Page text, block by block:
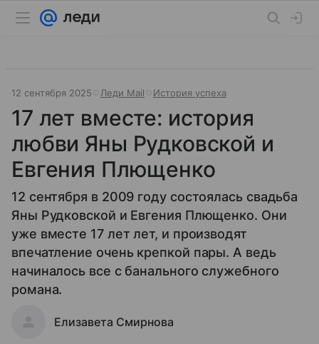
12 сентября 2025 Леди Mail История успеха
17 лет вместе: история
любви Яны Рудковской и
Евгения Плющенко
12 сентября в 2009 году состоялась свадьба
Яны Рудковской и Евгения Плющенко. Они
уже вместе 17 лет лет, и производят
впечатление очень крепкой пары. А ведь
начиналось все с банального служебного
романа.
Елизавета Смирнова